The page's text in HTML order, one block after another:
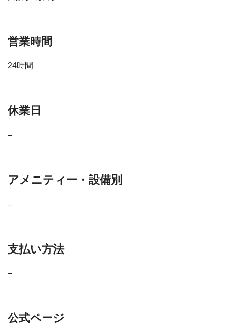
営業時間
24時間
休業日
–
アメニティー・設備別
–
支払い方法
–
公式ページ